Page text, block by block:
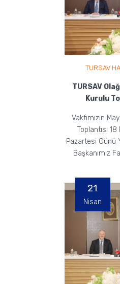
TURSAV
TURSAV
Kurulu
Vakfımızın
Toplantısı
Pazartesi Günü
Başkanımız
21
Nisan